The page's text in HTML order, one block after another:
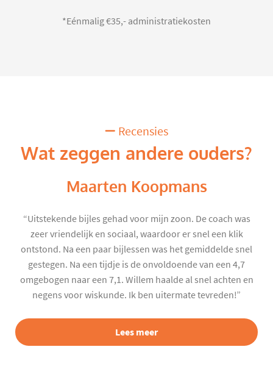
*Eénmalig €35,- administratiekosten
Recensies
Wat zeggen andere ouders?
Maarten Koopmans
“Uitstekende bijles gehad voor mijn zoon. De coach was
zeer vriendelijk en sociaal, waardoor er snel een klik
ontstond. Na een paar bijlessen was het gemiddelde snel
gestegen. Na een tijdje is de onvoldoende van een 4,7
omgebogen naar een 7,1. Willem haalde al snel achten en
negens voor wiskunde. Ik ben uitermate tevreden!”
Lees meer